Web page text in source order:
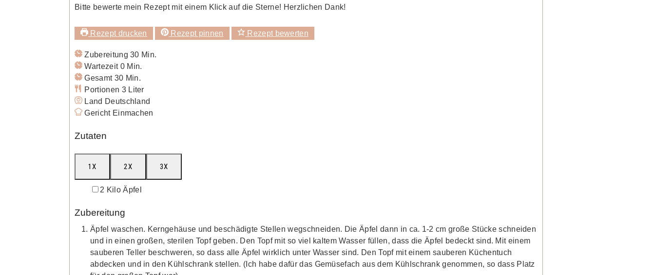
Bitte bewerte mein Rezept mit einem Klick auf die Sterne! Herzlichen Dank!
Rezept drucken Rezept pinnen Rezept bewerten
Zubereitung30Minuten
Min.
Wartezeit 0Minuten
Min.
Gesamt 30Minuten
Min.
Portionen 3 Liter
Land Deutschland
Gericht Einmachen
Zutaten
1X 2X 3X
▢
2 KiloÄpfel
Zubereitung
Äpfel waschen. Kerngehäuse und beschädigte Stellen wegschneiden. Die Äpfel dann in ca. 1-2 cm große Stücke schneiden
und in einen großen, sterilen Topf geben. Den Topf mit so viel kaltem Wasser füllen, dass die Äpfel bedeckt sind. Mit einem
sauberen Teller beschweren, so dass alle Äpfel wirklich unter Wasser sind. Den Topf mit einem sauberen Küchentuch
abdecken und in den Kühlschrank stellen. (Ich habe dafür das Gemüsefach aus dem Kühlschrank genommen, so dass Platz